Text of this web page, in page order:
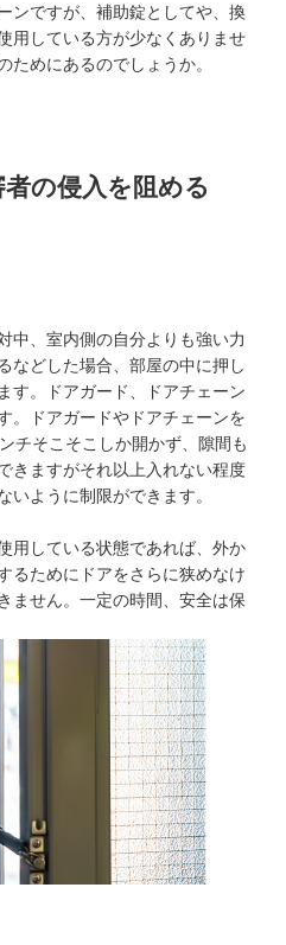
ンですが、補助錠としてや、換
用している方が少なくありませ
ためにあるのでしょうか。
の侵入を阻める
中、室内側の自分よりも強い力
などした場合、部屋の中に押し
す。ドアガード、ドアチェーン
。ドアガードやドアチェーンを
チそこそこしか開かず、隙間も
きますがそれ以上入れない程度
いように制限ができます。
用している状態であれば、外か
るためにドアをさらに狭めなけ
ません。一定の時間、安全は保